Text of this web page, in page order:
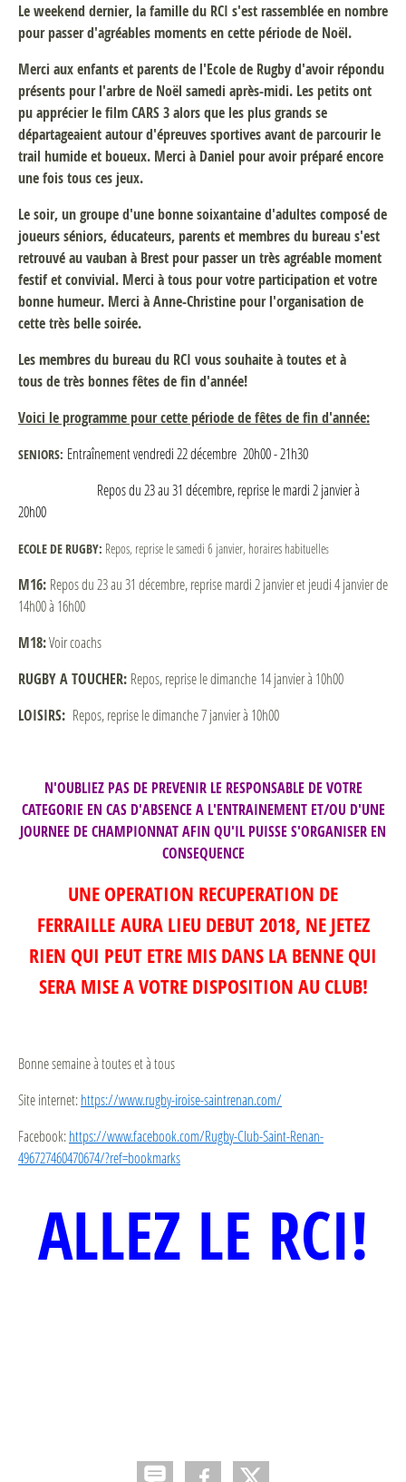
Le weekend dernier, la famille du RCI s'est rassemblée en nombre
pour passer d'agréables moments en cette période de Noël.
Merci aux enfants et parents de l'Ecole de Rugby d'avoir répondu
présents pour l'arbre de Noël samedi après-midi. Les petits ont
pu apprécier le film CARS 3 alors que les plus grands se
départageaient autour d'épreuves sportives avant de parcourir le
trail humide et boueux. Merci à Daniel pour avoir préparé encore
une fois tous ces jeux.
Le soir, un groupe d'une bonne soixantaine d'adultes composé de
joueurs séniors, éducateurs, parents et membres du bureau s'est
retrouvé au vauban à Brest pour passer un très agréable moment
festif et convivial. Merci à tous pour votre participation et votre
bonne humeur. Merci à Anne-Christine pour l'organisation de
cette très belle soirée.
Les membres du bureau du RCI vous souhaite à toutes et à
tous de très bonnes fêtes de fin d'année!
Voici le programme pour cette période de fêtes de fin d'année:
SENIORS: Entraînement vendredi 22 décembre 20h00 - 21h30
Repos du 23 au 31 décembre, reprise le mardi 2 janvier à
20h00
ECOLE DE RUGBY: Repos, reprise le samedi 6 janvier, horaires habituelles
M16: Repos du 23 au 31 décembre, reprise mardi 2 janvier et jeudi 4 janvier de
14h00 à 16h00
M18:Voir coachs
RUGBY A TOUCHER: Repos, reprise le dimanche 14 janvier à 10h00
LOISIRS: Repos, reprise le dimanche 7 janvier à 10h00
N'OUBLIEZ PAS DE PREVENIR LE RESPONSABLE DE VOTRE
CATEGORIE EN CAS D'ABSENCE A L'ENTRAINEMENT ET/OU D'UNE
JOURNEE DE CHAMPIONNAT AFIN QU'IL PUISSE S'ORGANISER EN
CONSEQUENCE
UNE OPERATION RECUPERATION DE
FERRAILLE AURA LIEU DEBUT 2018, NE JETEZ
RIEN QUI PEUT ETRE MIS DANS LA BENNE QUI
SERA MISE A VOTRE DISPOSITION AU CLUB!
Bonne semaine à toutes et à tous
Site internet:https://www.rugby-iroise-saintrenan.com/
Facebook:https://www.facebook.com/Rugby-Club-Saint-Renan-
496727460470674/?ref=bookmarks
ALLEZ LE RCI!